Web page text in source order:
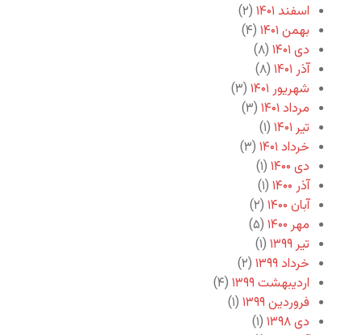
اسفند ۱۴۰۱
(۲)
بهمن ۱۴۰۱
(۴)
دی ۱۴۰۱
(۸)
آذر ۱۴۰۱
(۸)
شهریور ۱۴۰۱
(۳)
مرداد ۱۴۰۱
(۳)
تیر ۱۴۰۱
(۱)
خرداد ۱۴۰۱
(۳)
دی ۱۴۰۰
(۱)
آذر ۱۴۰۰
(۱)
آبان ۱۴۰۰
(۲)
مهر ۱۴۰۰
(۵)
تیر ۱۳۹۹
(۱)
خرداد ۱۳۹۹
(۲)
اردیبهشت ۱۳۹۹
(۴)
فروردین ۱۳۹۹
(۱)
دی ۱۳۹۸
(۱)